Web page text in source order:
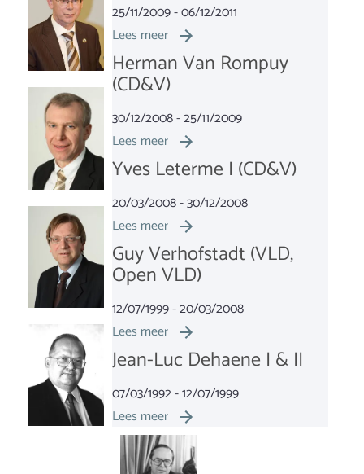
25/11/2009 - 06/12/2011
Lees meer
Herman Van Rompuy
(CD&V)
30/12/2008 - 25/11/2009
Lees meer
Yves Leterme I (CD&V)
20/03/2008 - 30/12/2008
Lees meer
Guy Verhofstadt (VLD,
Open VLD)
12/07/1999 - 20/03/2008
Lees meer
Jean-Luc Dehaene I & II
07/03/1992 - 12/07/1999
Lees meer